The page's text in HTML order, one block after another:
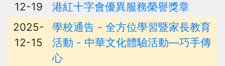
12-19
港紅十字會優異服務榮譽獎章
2025-
12-15
學校通告 - 全方位學習暨家長教育
活動 - 中華文化體驗活動—巧手傳
心